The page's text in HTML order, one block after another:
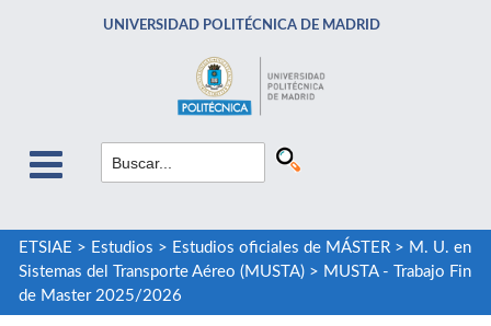
UNIVERSIDAD POLITÉCNICA DE MADRID
ETSIAE > Estudios > Estudios oficiales de MÁSTER> M. U. en
Sistemas del Transporte Aéreo (MUSTA)> MUSTA - Trabajo Fin
de Master 2025/2026